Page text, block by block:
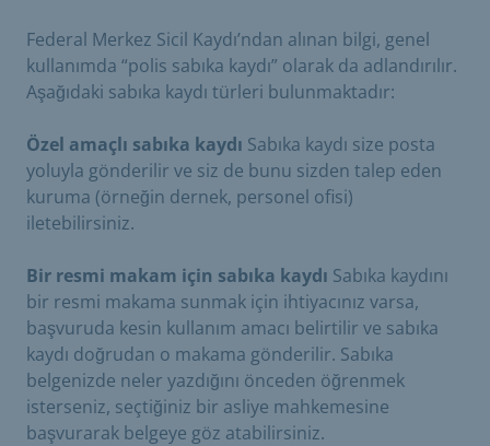
Federal Merkez Sicil Kaydı’ndan alınan bilgi, genel
kullanımda “polis sabıka kaydı” olarak da adlandırılır.
Aşağıdaki sabıka kaydı türleri bulunmaktadır:
Özel amaçlı sabıka kaydı Sabıka kaydı size posta
yoluyla gönderilir ve siz de bunu sizden talep eden
kuruma (örneğin dernek, personel ofisi)
iletebilirsiniz.
Bir resmi makam için sabıka kaydı Sabıka kaydını
bir resmi makama sunmak için ihtiyacınız varsa,
başvuruda kesin kullanım amacı belirtilir ve sabıka
kaydı doğrudan o makama gönderilir. Sabıka
belgenizde neler yazdığını önceden öğrenmek
isterseniz, seçtiğiniz bir asliye mahkemesine
başvurarak belgeye göz atabilirsiniz.